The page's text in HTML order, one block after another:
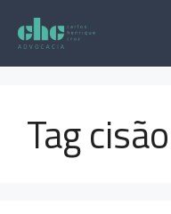
para
conteúdo
Tag